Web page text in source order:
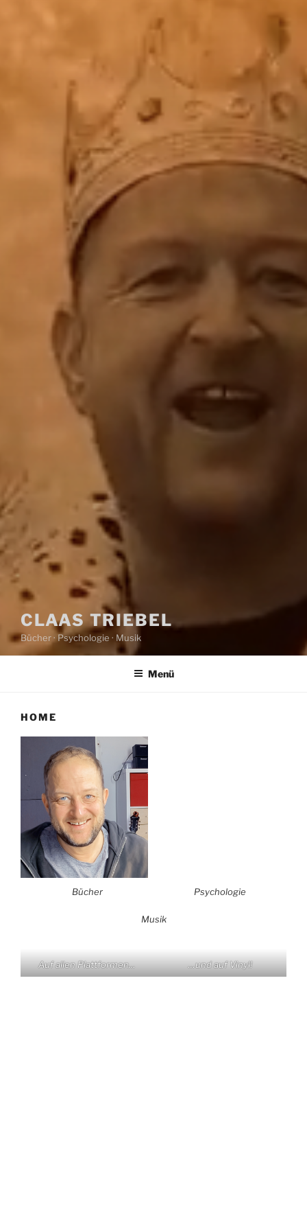
CLAAS TRIEBEL
Bücher · Psychologie · Musik
Menü
HOME
Bücher Psychologie
Musik
Auf allen Plattformen… …und auf Vinyl!